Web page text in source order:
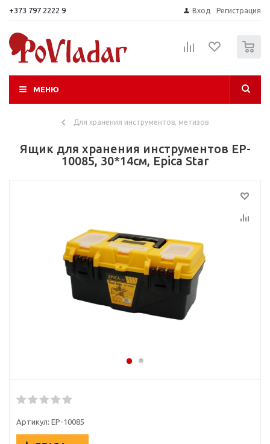
+373 797 2222 9 Вход Регистрация
МЕНЮ
Для хранения инструментов, метизов
Ящик для хранения инструментов EP-
10085, 30*14см, Epica Star
Артикул: EP-10085